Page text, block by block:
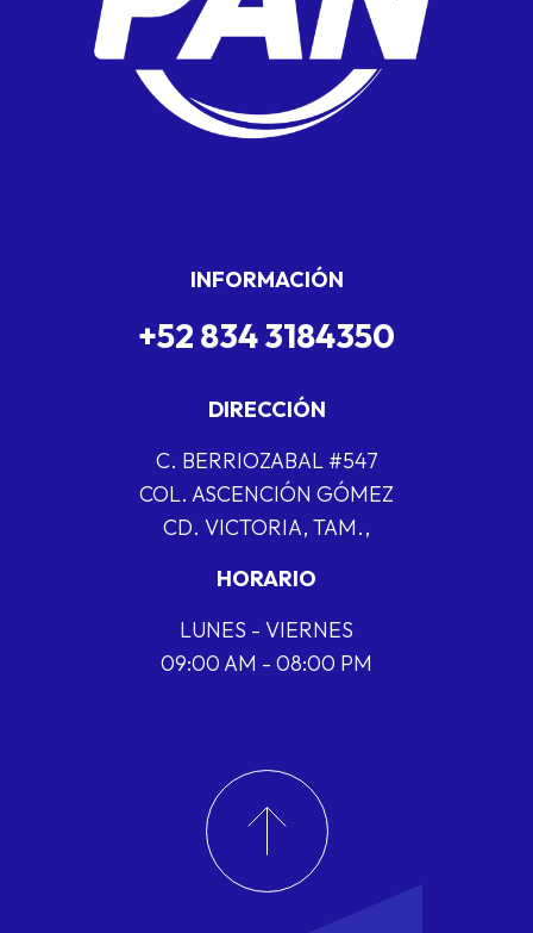
INFORMACIÓN
+52 834 3184350
DIRECCIÓN
C. BERRIOZABAL #547
COL. ASCENCIÓN GÓMEZ
CD. VICTORIA, TAM.,
HORARIO
LUNES - VIERNES
09:00 AM - 08:00 PM